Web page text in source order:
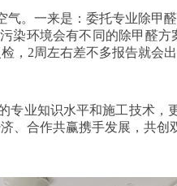
。一来是：委托专业除甲
染环境会有不同的除甲醛
，2周左右差不多报告就会
业知识水平和施工技术
、合作共赢携手发展，共创